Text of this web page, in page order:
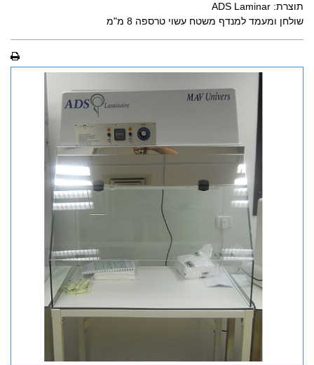
תוצרת: ADS Laminar
שולחן ומעמד למנדף משטח עשוי טרספה 8 מ"מ